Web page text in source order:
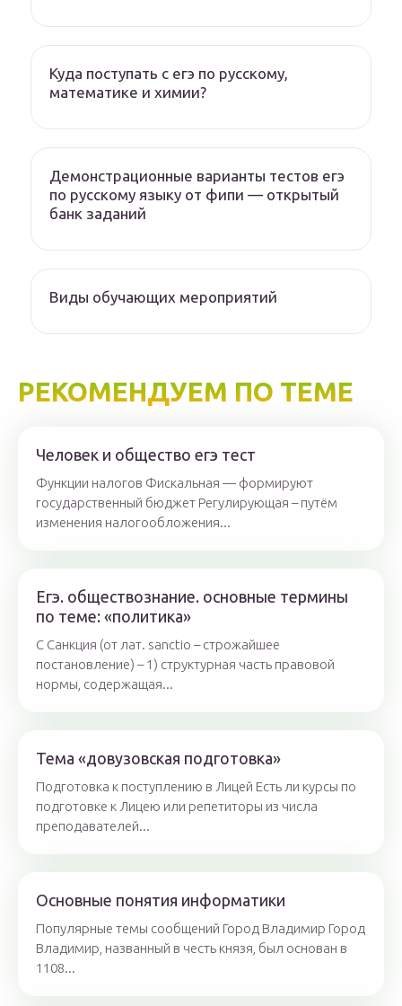
Куда поступать с егэ по русскому,
математике и химии?
Демонстрационные варианты тестов егэ
по русскому языку от фипи — открытый
банк заданий
Виды обучающих мероприятий
РЕКОМЕНДУЕМ ПО ТЕМЕ
Человек и общество егэ тест
Функции налогов Фискальная — формируют
государственный бюджет Регулирующая – путём
изменения налогообложения...
Егэ. обществознание. основные термины
по теме: «политика»
С Санкция (от лат. sanctio – строжайшее
постановление) – 1) структурная часть правовой
нормы, содержащая...
Тема «довузовская подготовка»
Подготовка к поступлению в Лицей Есть ли курсы по
подготовке к Лицею или репетиторы из числа
преподавателей...
Основные понятия информатики
Популярные темы сообщений Город Владимир Город
Владимир, названный в честь князя, был основан в
1108...